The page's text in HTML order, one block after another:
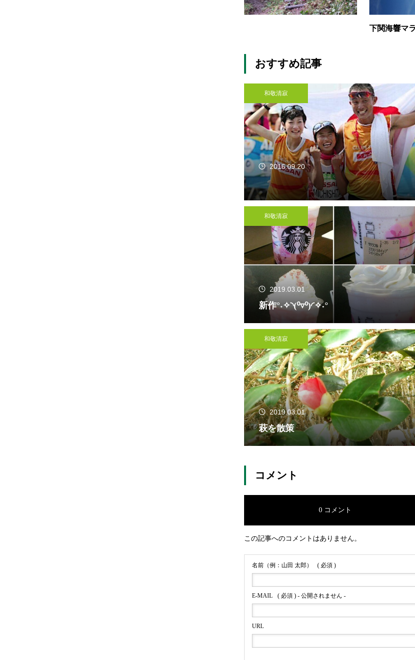
下関海響マ
おすすめ記事
和敬清寂
2016.09.20
和敬清寂
2019.03.01
新作°˖✧◝(⁰▿⁰)◜✧˖°
和敬清寂
2019.03.01
萩を散策
コメント
0 コメント
この記事へのコメントはありません。
名前（例：山田 太郎） ( 必須 )
E-MAIL ( 必須 ) - 公開されません -
URL